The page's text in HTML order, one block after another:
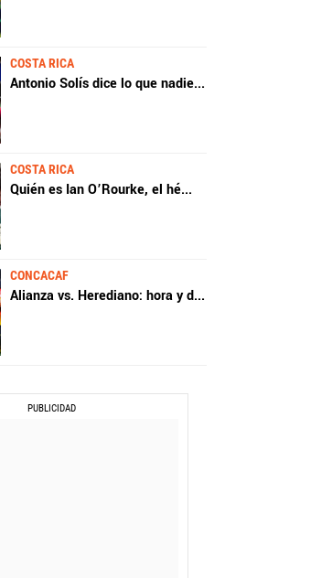
COSTA RICA
Antonio Solís dice lo que nadie...
COSTA RICA
Quién es Ian O’Rourke, el hé...
CONCACAF
Alianza vs. Herediano: hora y d...